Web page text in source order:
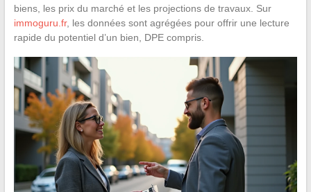
biens, les prix du marché et les projections de travaux. Sur
immoguru.fr, les données sont agrégées pour offrir une lecture
rapide du potentiel d’un bien, DPE compris.